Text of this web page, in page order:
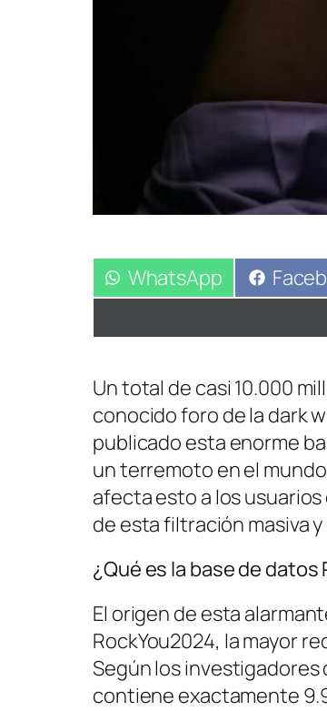
Compartir
en
WhatsApp
en
Un total de casi 10.000
conocido foro de la dark
publicado esta enorme
un terremoto en el
afecta esto a los
de esta filtración masiva
¿Qué es la base de datos
El origen de esta
RockYou2024, la mayor
Según los
contiene exactamente